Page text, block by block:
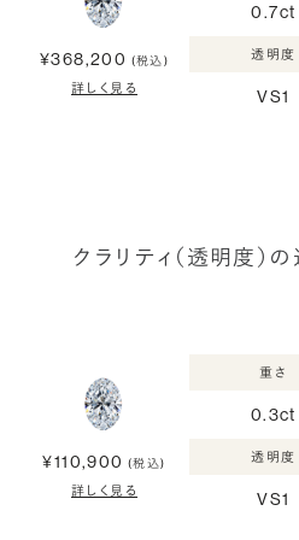
¥368,200 (税込)
詳しく見る
0.7ct
透明度
VS1
クラリティ（透明度）
¥110,900 (税込)
詳しく見る
重さ
0.3ct
透明度
VS1